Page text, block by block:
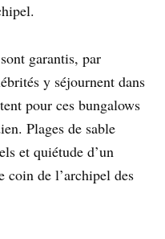
garantis, par
y séjournent dans
pour ces bungalows
Plages de sable
et quiétude d’un
coin de l’archipel des